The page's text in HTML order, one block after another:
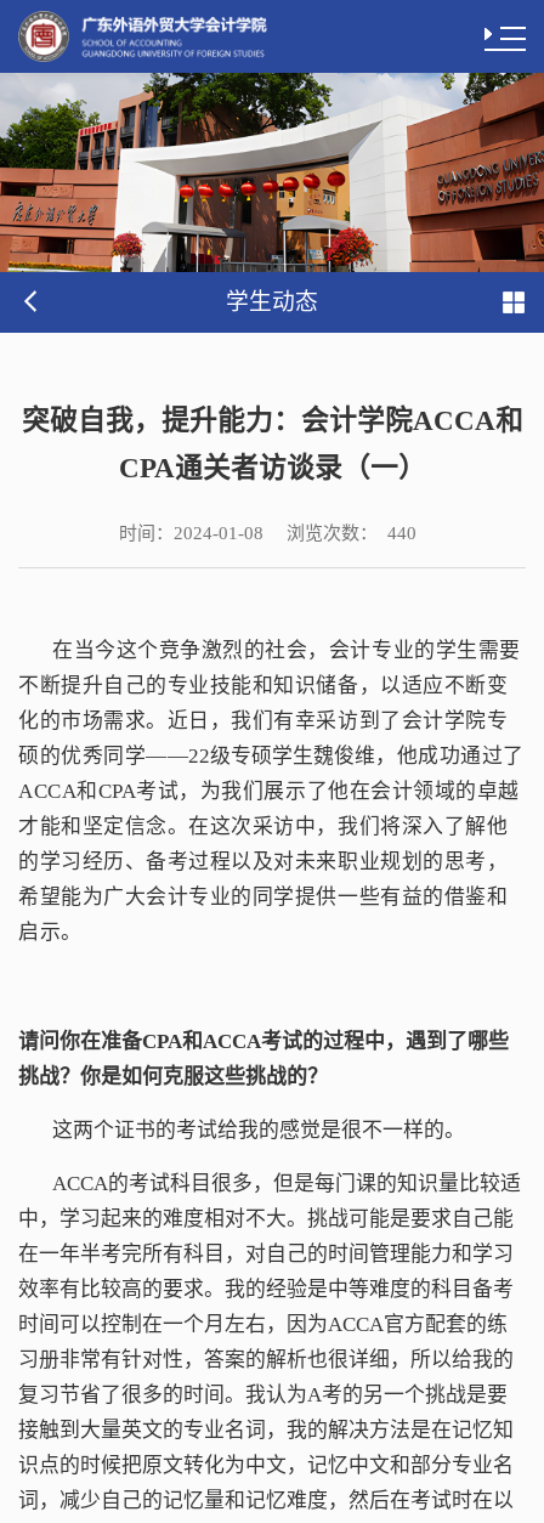
学生动态
突破自我，提升能力：会计学院ACCA和
CPA通关者访谈录（一）
时间： 2024-01-08 浏览次数： 440
在当今这个竞争激烈的社会，会计专业的学生需要
不断提升自己的专业技能和知识储备，以适应不断变
化的市场需求。近日，我们有幸采访到了会计学院专
硕的优秀同学——22级专硕学生魏俊维，他成功通过了
ACCA和CPA考试，为我们展示了他在会计领域的卓越
才能和坚定信念。在这次采访中，我们将深入了解他
的学习经历、备考过程以及对未来职业规划的思考，
希望能为广大会计专业的同学提供一些有益的借鉴和
启示。
请问你在准备CPA和ACCA考试的过程中，遇到了哪些
挑战？你是如何克服这些挑战的？
这两个证书的考试给我的感觉是很不一样的。
ACCA的考试科目很多，但是每门课的知识量比较适
中，学习起来的难度相对不大。挑战可能是要求自己能
在一年半考完所有科目，对自己的时间管理能力和学习
效率有比较高的要求。我的经验是中等难度的科目备考
时间可以控制在一个月左右，因为ACCA官方配套的练
习册非常有针对性，答案的解析也很详细，所以给我的
复习节省了很多的时间。我认为A考的另一个挑战是要
接触到大量英文的专业名词，我的解决方法是在记忆知
识点的时候把原文转化为中文，记忆中文和部分专业名
词，减少自己的记忆量和记忆难度，然后在考试时在以